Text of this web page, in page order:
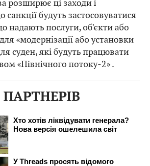
розширює ці заходи і
будуть застосовуватися
надають послуги, об'єкти або
«модернізації або установки
суден, які будуть працювати
«Північного потоку-2» .